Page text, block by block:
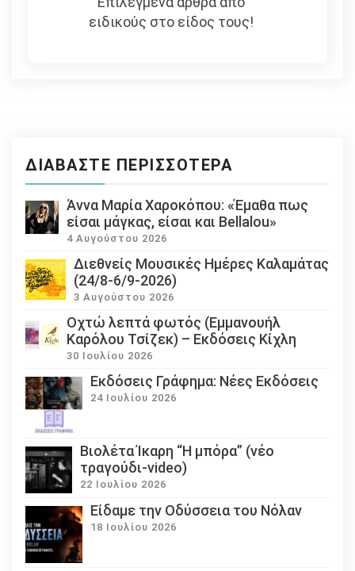
ειδικούς στο είδος τους!
ΔΙΑΒΆΣΤΕ ΠΕΡΙΣΣΌΤΕΡΑ
Άννα Μαρία Χαροκόπου: «Έμαθα πως
είσαι μάγκας, είσαι και Bellalou»
4 Αυγούστου 2026
Διεθνείς Μουσικές Ημέρες Καλαμάτας
(24/8-6/9-2026)
3 Αυγούστου 2026
Οχτώ λεπτά φωτός (Εμμανουήλ
Καρόλου Τσίζεκ) – Εκδόσεις Κίχλη
30 Ιουλίου 2026
Εκδόσεις Γράφημα: Νέες Εκδόσεις
24 Ιουλίου 2026
Βιολέτα Ίκαρη “Η μπόρα” (νέο
τραγούδι-video)
22 Ιουλίου 2026
Eίδαμε την Οδύσσεια του Νόλαν
18 Ιουλίου 2026